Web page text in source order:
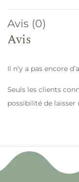
Avis (0)
Avis
Il n’y a pas encore
Seuls les clients
possibilité de laisser